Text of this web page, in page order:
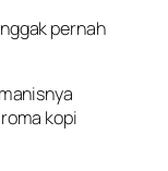
nggakpernah
manisnya
kopi